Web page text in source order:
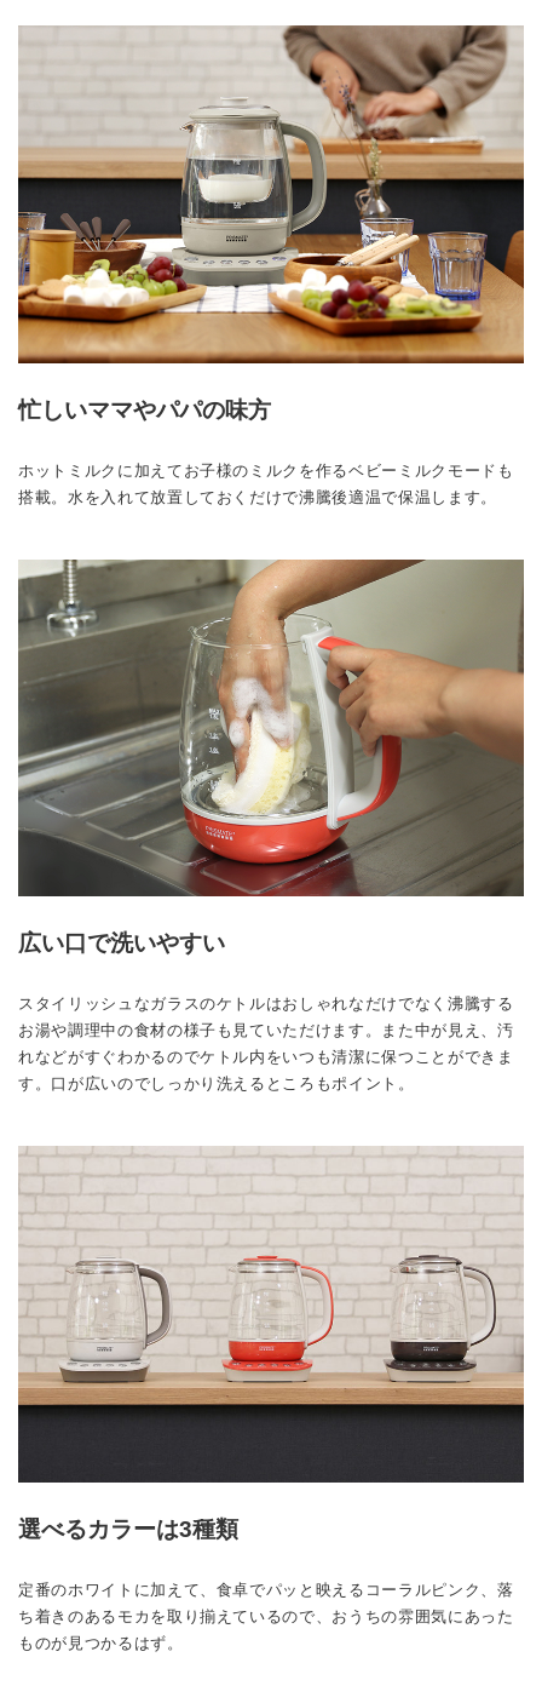
忙しいママやパパの味方
ホットミルクに加えてお子様のミルクを作るベビーミルクモードも
搭載。水を入れて放置しておくだけで沸騰後適温で保温します。
広い口で洗いやすい
スタイリッシュなガラスのケトルはおしゃれなだけでなく沸騰する
お湯や調理中の食材の様子も見ていただけます。また中が見え、汚
れなどがすぐわかるのでケトル内をいつも清潔に保つことができま
す。口が広いのでしっかり洗えるところもポイント。
選べるカラーは3種類
定番のホワイトに加えて、食卓でパッと映えるコーラルピンク、落
ち着きのあるモカを取り揃えているので、おうちの雰囲気にあった
ものが見つかるはず。